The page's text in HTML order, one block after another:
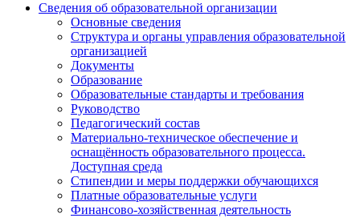
Сведения об образовательной организации
Основные сведения
Структура и органы управления образовательной
организацией
Документы
Образование
Образовательные стандарты и требования
Руководство
Педагогический состав
Материально-техническое обеспечение и
оснащённость образовательного процесса.
Доступная среда
Стипендии и меры поддержки обучающихся
Платные образовательные услуги
Финансово-хозяйственная деятельность